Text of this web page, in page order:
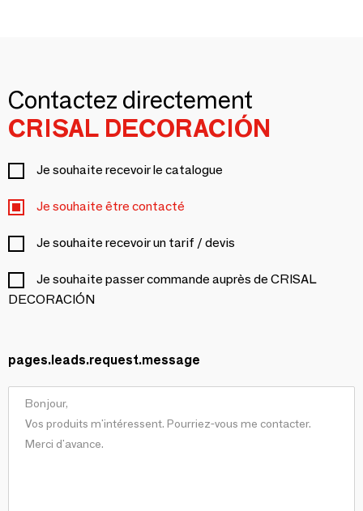
Contactez directement
CRISAL DECORACIÓN
Je souhaite recevoir le catalogue
Je souhaite être contacté
Je souhaite recevoir un tarif / devis
Je souhaite passer commande auprès de CRISAL
DECORACIÓN
pages.leads.request.message